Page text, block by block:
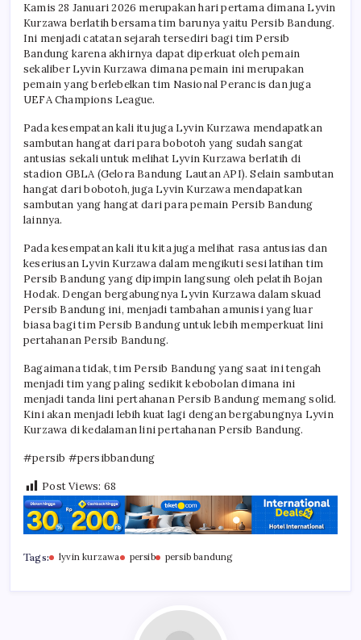
Kamis 28 Januari 2026 merupakan hari pertama dimana Lyvin
Kurzawa berlatih bersama tim barunya yaitu Persib Bandung.
Ini menjadi catatan sejarah tersediri bagi tim Persib
Bandung karena akhirnya dapat diperkuat oleh pemain
sekaliber Lyvin Kurzawa dimana pemain ini merupakan
pemain yang berlebelkan tim Nasional Perancis dan juga
UEFA Champions League.
Pada kesempatan kali itu juga Lyvin Kurzawa mendapatkan
sambutan hangat dari para bobotoh yang sudah sangat
antusias sekali untuk melihat Lyvin Kurzawa berlatih di
stadion GBLA (Gelora Bandung Lautan API). Selain sambutan
hangat dari bobotoh, juga Lyvin Kurzawa mendapatkan
sambutan yang hangat dari para pemain Persib Bandung
lainnya.
Pada kesempatan kali itu kita juga melihat rasa antusias dan
keseriusan Lyvin Kurzawa dalam mengikuti sesi latihan tim
Persib Bandung yang dipimpin langsung oleh pelatih Bojan
Hodak. Dengan bergabungnya Lyvin Kurzawa dalam skuad
Persib Bandung ini, menjadi tambahan amunisi yang luar
biasa bagi tim Persib Bandung untuk lebih memperkuat lini
pertahanan Persib Bandung.
Bagaimana tidak, tim Persib Bandung yang saat ini tengah
menjadi tim yang paling sedikit kebobolan dimana ini
menjadi tanda lini pertahanan Persib Bandung memang solid.
Kini akan menjadi lebih kuat lagi dengan bergabungnya Lyvin
Kurzawa di kedalaman lini pertahanan Persib Bandung.
#persib #persibbandung
Post Views: 68
Tags: lyvin kurzawa persib persib bandung